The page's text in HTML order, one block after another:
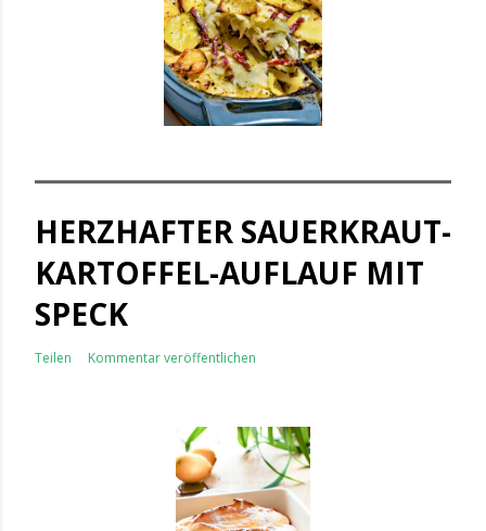
HERZHAFTER SAUERKRAUT-
KARTOFFEL-AUFLAUF MIT
SPECK
Teilen Kommentar veröffentlichen